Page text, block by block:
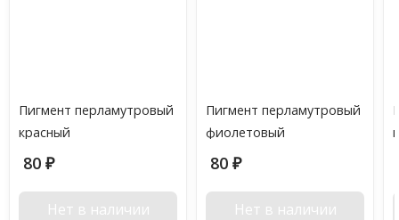
Пигмент перламутровый
красный
80 ₽
Нет в наличии
Пигмент перламутровый
фиолетовый
80 ₽
Нет в наличии